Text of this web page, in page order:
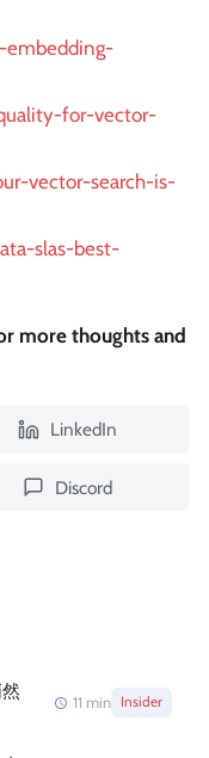
embedding-
for-vector-
vector-search-is-
slas-best-
more thoughts and
LinkedIn
Discord
11 min Insider